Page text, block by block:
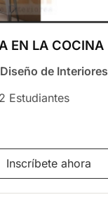
EN LA COCINA
Diseño de Interiores
2 Estudiantes
Inscríbete ahora